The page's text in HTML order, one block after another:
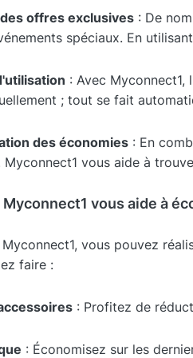
offres exclusives : De
spéciaux. En
: Avec
; tout se fait
des économies : En
Myconnect1 vous aide à
vous aide à
vous pouvez
faire :
: Profitez de
: Économisez sur les